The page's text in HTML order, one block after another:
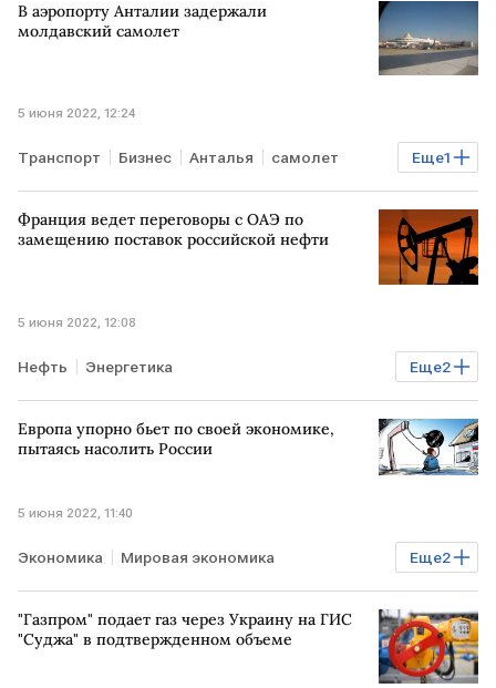
конфликт ЛНР ДНР
В аэропорту Анталии задержали
молдавский самолет
5 июня 2022, 12:24
Еще1
Транспорт Бизнес Анталья самолет
аэропорт
Франция ведет переговоры с ОАЭ по
замещению поставок российской нефти
5 июня 2022, 12:08
Еще2
Нефть Энергетика
Глобальный энергокризис ФРАНЦИЯ ОАЭ
Европа упорно бьет по своей экономике,
пытаясь насолить России
5 июня 2022, 11:40
Еще2
Экономика Мировая экономика
санкции против РФ ЕВРОПА
"Газпром" подает газ через Украину на ГИС
"Суджа" в подтвержденном объеме